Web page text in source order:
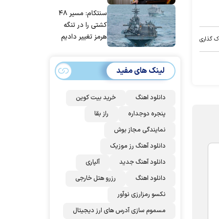
گذاری
مردم ایران استسنتکام: مسیر ۴۸
کشتی را در تنگه
هرمز تغییر دادیم
لینک های مفید
دانلود اهنگ
خرید بیت کوین
پنجره دوجداره
راز بقا
نمایندگی مجاز بوش
دانلود آهنگ رز‌ موزیک
دانلود آهنگ جدید
آلپاری
دانلود اهنگ
رزرو هتل خارجی
نکسو رمزارزی نوآور
مسموم سازی آدرس های ارز دیجیتال